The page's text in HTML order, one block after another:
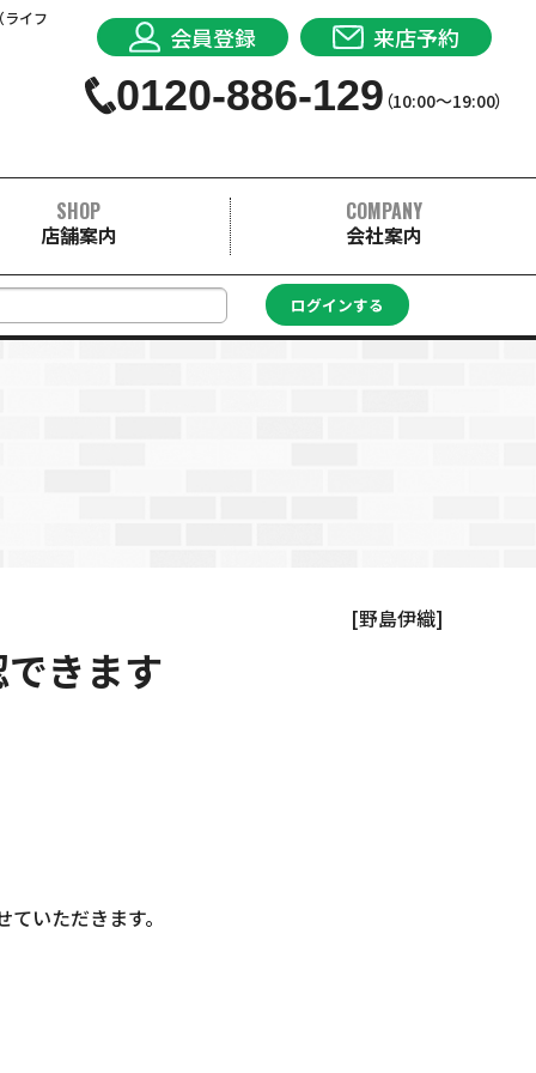
ライフ
会員登録 来店予約
0120-886-129 （10:00〜19:00）
店舗案内
SHOP
会社案内
COMPANY
[野島伊織]
きます
いただきます。